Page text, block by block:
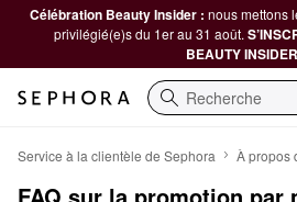
Célébration Beauty Insider : nous mettons
privilégié(e)s du 1er au 31 août.
BEAUTY
Recherche
Service à la clientèle de Sephora À propos